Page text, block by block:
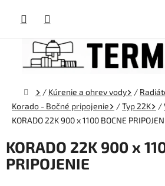
obsah
Domov
/ Kúrenie a ohrev vody /
Korado - Bočné pripojenie
/Typ 22K /
KORADO 22K 900 x 1100 BOCNE
KORADO 22K 900 x
PRIPOJENIE